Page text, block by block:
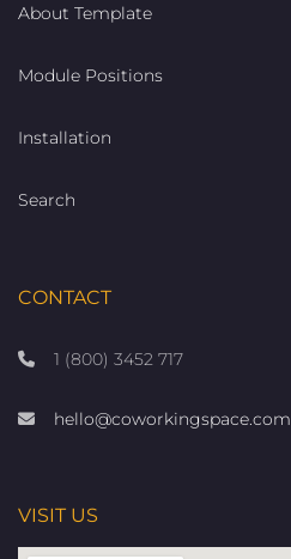
About Template
Module Positions
Installation
Search
CONTACT
1 (800) 3452 717
hello@coworkingspace.com
VISIT US